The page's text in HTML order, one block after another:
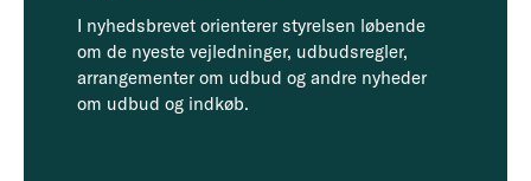
I nyhedsbrevet orienterer styrelsen løbende
om de nyeste vejledninger, udbudsregler,
arrangementer om udbud og andre nyheder
om udbud og indkøb.